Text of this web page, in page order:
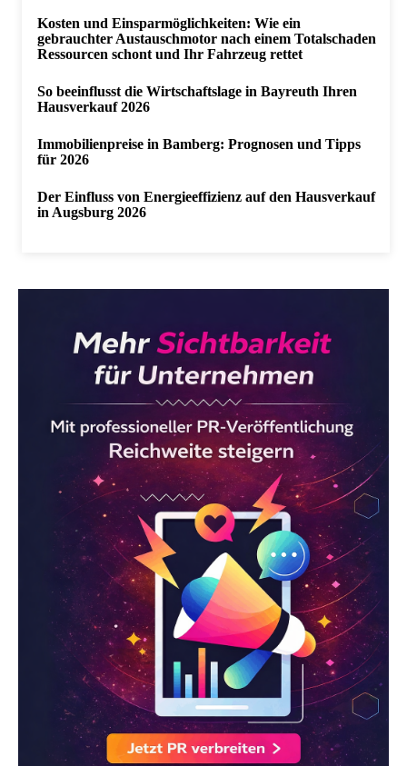
Kosten und Einsparmöglichkeiten: Wie ein
gebrauchter Austauschmotor nach einem Totalschaden
Ressourcen schont und Ihr Fahrzeug rettet
So beeinflusst die Wirtschaftslage in Bayreuth Ihren
Hausverkauf 2026
Immobilienpreise in Bamberg: Prognosen und Tipps
für 2026
Der Einfluss von Energieeffizienz auf den Hausverkauf
in Augsburg 2026